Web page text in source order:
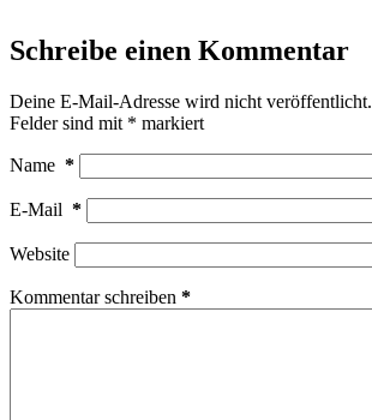
Schreibe einen Kommentar
Deine E-Mail-Adresse wird nicht veröffentlicht.
Felder sind mit * markiert
Name *
E-Mail *
Website
Kommentar schreiben *